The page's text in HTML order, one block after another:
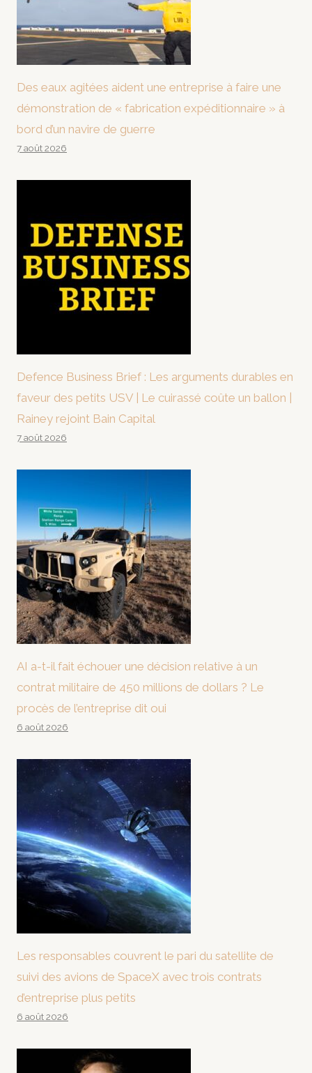
Des eaux agitées aident une entreprise à faire une
démonstration de « fabrication expéditionnaire » à
bord d’un navire de guerre
7 août 2026
Defence Business Brief : Les arguments durables en
faveur des petits USV | Le cuirassé coûte un ballon |
Rainey rejoint Bain Capital
7 août 2026
AI a-t-il fait échouer une décision relative à un
contrat militaire de 450 millions de dollars ? Le
procès de l’entreprise dit oui
6 août 2026
Les responsables couvrent le pari du satellite de
suivi des avions de SpaceX avec trois contrats
d’entreprise plus petits
6 août 2026